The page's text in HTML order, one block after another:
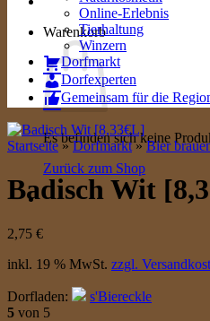
Warenkorb
Es befinden sich keine
Zurück zum Shop
Online-Erlebnis
Tierhaltung
Winzern
Dorfmarkt
Dorfexperten
Gemeinsam für die
Startseite » Dorfmarkt » Bier
Badisch Wit
2,75 €
inkl. 19 % MwSt. zzgl.
Dorfladen:
s'Biereckle
5 von 5